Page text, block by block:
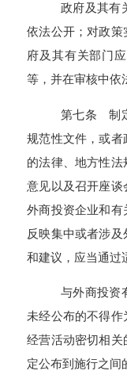
政府及其有
依法公开；对政策
府及其有关部门
等，并在审核中依
第七条 制
规范性文件，或者
的法律、地方性
意见以及召开座谈
外商投资企业和
反映集中或者涉
和建议，应当通过
与外商投资
未经公布的不得
经营活动密切相关
定公布到施行之间